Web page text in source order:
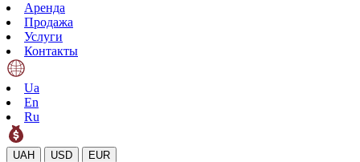
Аренда
Продажа
Услуги
Контакты
Ua
En
Ru
UAH USD EUR